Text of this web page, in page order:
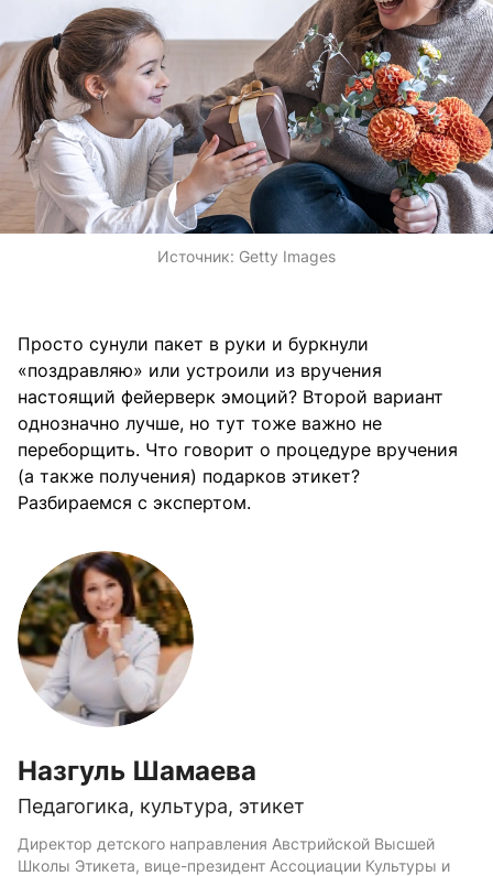
Источник: Getty Images
Просто сунули пакет в руки и буркнули
«поздравляю» или устроили из вручения
настоящий фейерверк эмоций? Второй вариант
однозначно лучше, но тут тоже важно не
переборщить. Что говорит о процедуре вручения
(а также получения) подарков этикет?
Разбираемся с экспертом.
Назгуль Шамаева
Педагогика, культура, этикет
Директор детского направления Австрийской Высшей
Школы Этикета, вице-президент Ассоциации Культуры и